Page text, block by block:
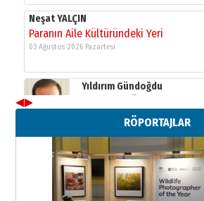
Yusuf POLAT
yazar
11 Mayıs 2026 Pazartesi
◀▶
RÖPORTAJLAR